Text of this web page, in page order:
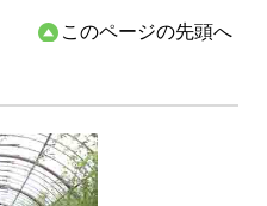
このページの先頭へ